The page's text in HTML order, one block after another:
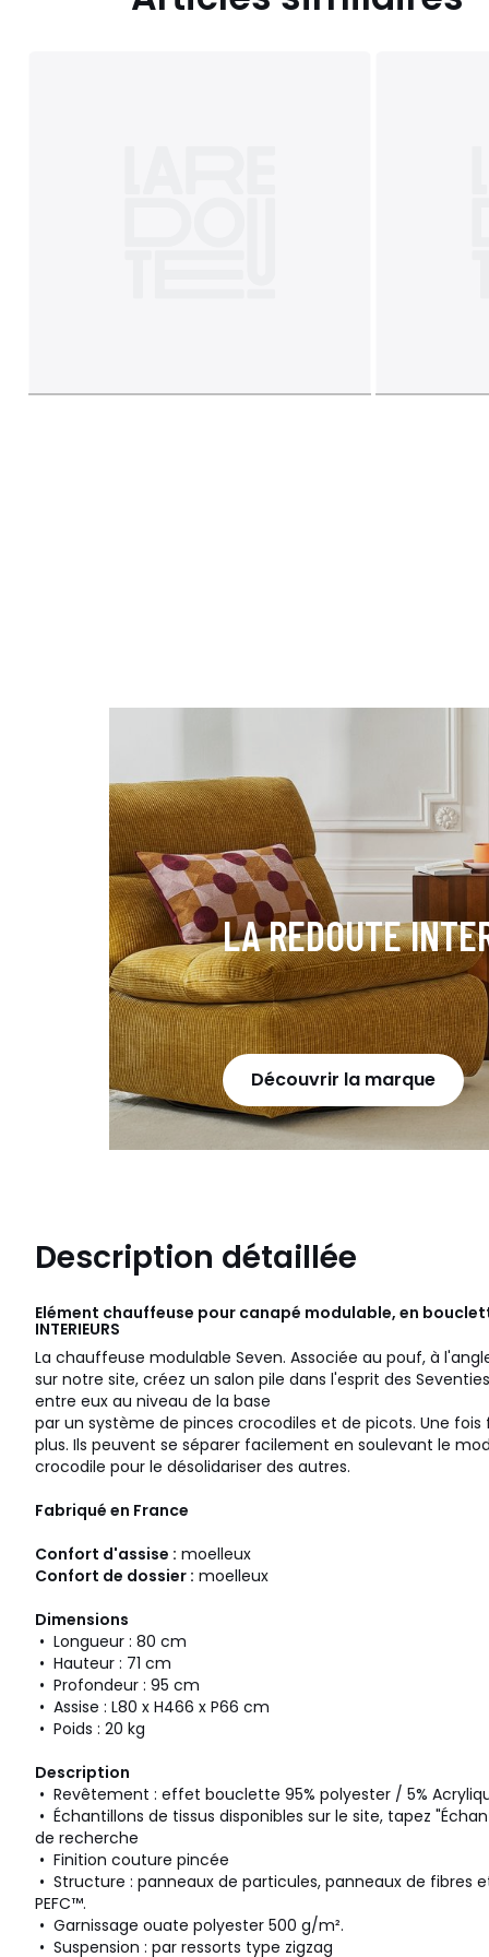
LA REDOUTE
Découvrir la marque
Description détaillée
Elément chauffeuse pour canapé modulable, en
INTERIEURS
La chauffeuse modulable Seven. Associée au pouf, à
sur notre site, créez un salon pile dans l'esprit des
entre eux au niveau de la base
par un système de pinces crocodiles et de picots. Une fois
plus. Ils peuvent se séparer facilement en soulevant le
crocodile pour le désolidariser des autres.
Fabriqué en France
Confort d'assise : moelleux
Confort de dossier : moelleux
Dimensions
• Longueur : 80 cm
• Hauteur : 71 cm
• Profondeur : 95 cm
• Assise : L80 x H466 x P66 cm
• Poids : 20 kg
Description
• Revêtement : effet bouclette 95% polyester / 5%
• Échantillons de tissus disponibles sur le site, tapez
de recherche
• Finition couture pincée
• Structure : panneaux de particules, panneaux de fibres
PEFC™.
• Garnissage ouate polyester 500 g/m².
• Suspension : par ressorts type zigzag